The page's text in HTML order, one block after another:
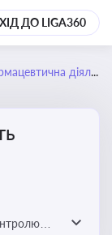
ДО LIGA360
діяльність